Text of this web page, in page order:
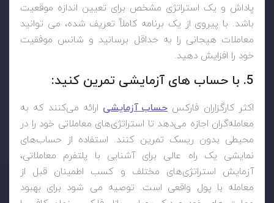
پاداش و یک استراتژی مشخص برای تعیین اندازه موقعیت
باشد. با پیروی از یک برنامه کاملاً تعریف شده، می توانید
معاملات هیجانی را به حداقل برسانید و شانس موفقیت
خود را افزایش دهید.
5. با حساب های آزمایشی تمرین کنید:
اکثر کارگزاران فارکسحساب‌ آزمایشی ارائه می‌کنند که به
معامله‌گران اجازه می‌دهد تا استراتژی‌های معاملاتی خود را در
محیطی بدون ریسک تمرین کنند. استفاده از حساب‌های
نمایشی یک راه عالی برای آشنایی با پلتفرم معاملاتی،
آزمایش استراتژی‌های مختلف و کسب اطمینان قبل از
معامله با پول واقعی است. توصیه می شود برای بهبود